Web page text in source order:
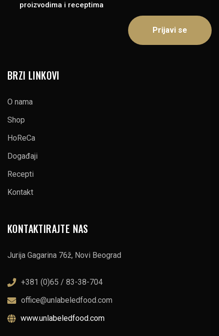
BRZI LINKOVI
O nama
Shop
HoReCa
Događaji
Recepti
Kontakt
KONTAKTIRAJTE NAS
Jurija Gagarina 76ž, Novi Beograd
+381 (0)65 / 83-38-704
office@unlabeledfood.com
www.unlabeledfood.com
proizvodima i receptima